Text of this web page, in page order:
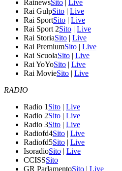
RainewsSito | Live
Rai GulpSito | Live
Rai SportSito | Live
Rai Sport 2Sito | Live
Rai StoriaSito | Live
Rai PremiumSito | Live
Rai ScuolaSito | Live
Rai YoYoSito | Live
Rai MovieSito | Live
RADIO
Radio 1 Sito | Live
Radio 2Sito | Live
Radio 3Sito | Live
Radiofd4Sito | Live
Radiofd5Sito | Live
IsoradioSito | Live
CCISSSito
GR ParlamentoSito | Live